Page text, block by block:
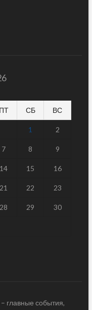
ПТ СБ ВС
1 2
7 8 9
14 15 16
21 22 23
28 29 30
главные события,